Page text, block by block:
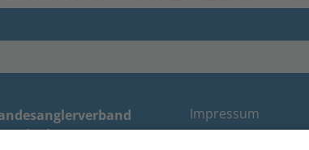
e.V.
Impressum